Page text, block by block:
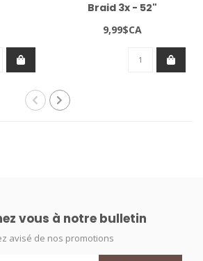
Braid 3x - 52"
9,99$CA
vous à notre bulletin
avisé de nos promotions